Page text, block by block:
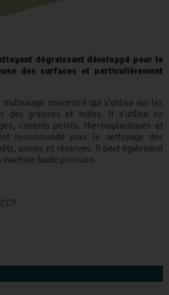
dégraissant développé pour le
des surfaces et particulièrement
concentré qui s’utilise sur les
des graisses et huiles. Il s’utilise en
ciments peints, thermoplastiques et
recommandé pour le nettoyage des
usines et réserves. Il peut également
machine haute pression.